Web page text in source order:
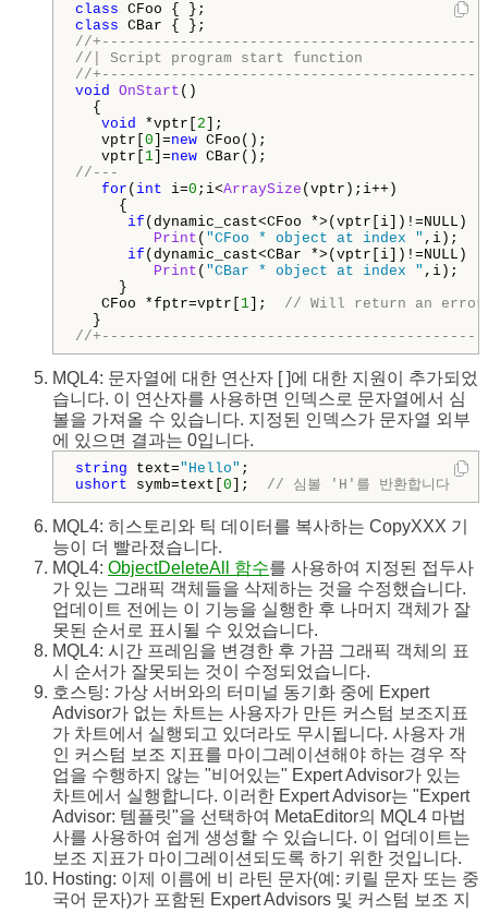
class
class
//
//| Script program start function
//
void OnStart ()
{
void *vptr[ 2 ];
vptr[ 0 ]=new CFoo();
vptr[ 1 ]=new
//---
for ( int i=0 ;i<ArraySize (vptr);i++)
{
if (dynamic_cast<CFoo *>(vptr[i])!=NULL)
Print ( "CFoo * object at index " ,i);
if (dynamic_cast<CBar *>(vptr[i])!=NULL)
Print ( "CBar * object at index " ,i);
}
CFoo *fptr=vptr[ 1 ]; // Will return an error
//
MQL4: 문자열에 대한 연산자 [ ]에 대한 지원이 추가되었
습니다. 이 연산자를 사용하면 인덱스로 문자열에서 심
볼을 가져올 수 있습니다. 지정된 인덱스가 문자열 외부
에 있으면 결과는 0입니다.
string text="Hello"
ushort symb=text[ 0 ]; // 심볼 'H'를 반환합니다
MQL4: 히스토리와 틱 데이터를 복사하는 CopyXXX 기
능이 더 빨라졌습니다.
MQL4: ObjectDeleteAll 함수를 사용하여 지정된 접두사
가 있는 그래픽 객체들을 삭제하는 것을 수정했습니다.
업데이트 전에는 이 기능을 실행한 후 나머지 객체가 잘
못된 순서로 표시될 수 있었습니다.
MQL4: 시간 프레임을 변경한 후 가끔 그래픽 객체의 표
시 순서가 잘못되는 것이 수정되었습니다.
호스팅: 가상 서버와의 터미널 동기화 중에 Expert
Advisor가 없는 차트는 사용자가 만든 커스텀 보조지표
가 차트에서 실행되고 있더라도 무시됩니다. 사용자 개
인 커스텀 보조 지표를 마이그레이션해야 하는 경우 작
업을 수행하지 않는 "비어있는" Expert Advisor가 있는
차트에서 실행합니다. 이러한 Expert Advisor는 "Expert
Advisor: 템플릿"을 선택하여 MetaEditor의 MQL4 마법
사를 사용하여 쉽게 생성할 수 있습니다. 이 업데이트는
보조 지표가 마이그레이션되도록 하기 위한 것입니다.
Hosting: 이제 이름에 비 라틴 문자(예: 키릴 문자 또는 중
국어 문자)가 포함된 Expert Advisors 및 커스텀 보조 지